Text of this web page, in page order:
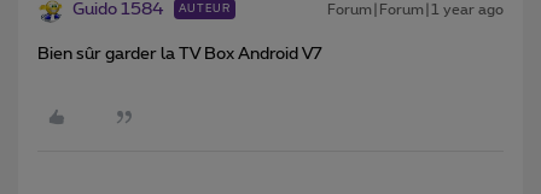
Guido 1584 AUTEUR Forum|Forum|1 year ago
Bien sûr garder la TV Box Android V7